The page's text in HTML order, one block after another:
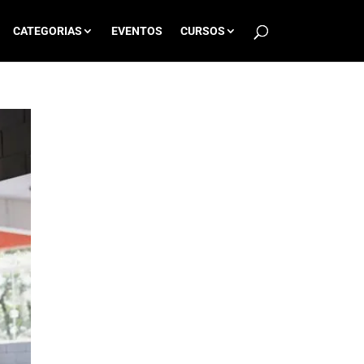
CATEGORIAS EVENTOS CURSOS